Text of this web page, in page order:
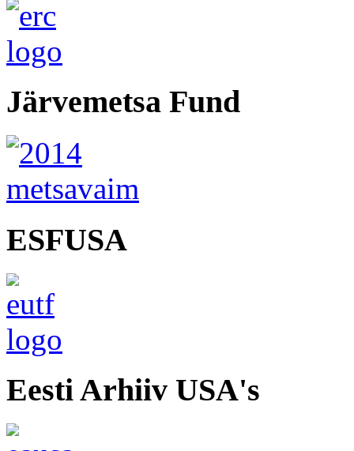
Järvemetsa Fund
ESFUSA
Eesti Arhiiv USA's